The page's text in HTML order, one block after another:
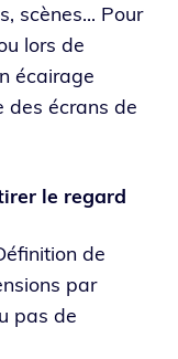
scènes... Pour
lors de
écairage
des écrans de
le regard
de
par
pas de